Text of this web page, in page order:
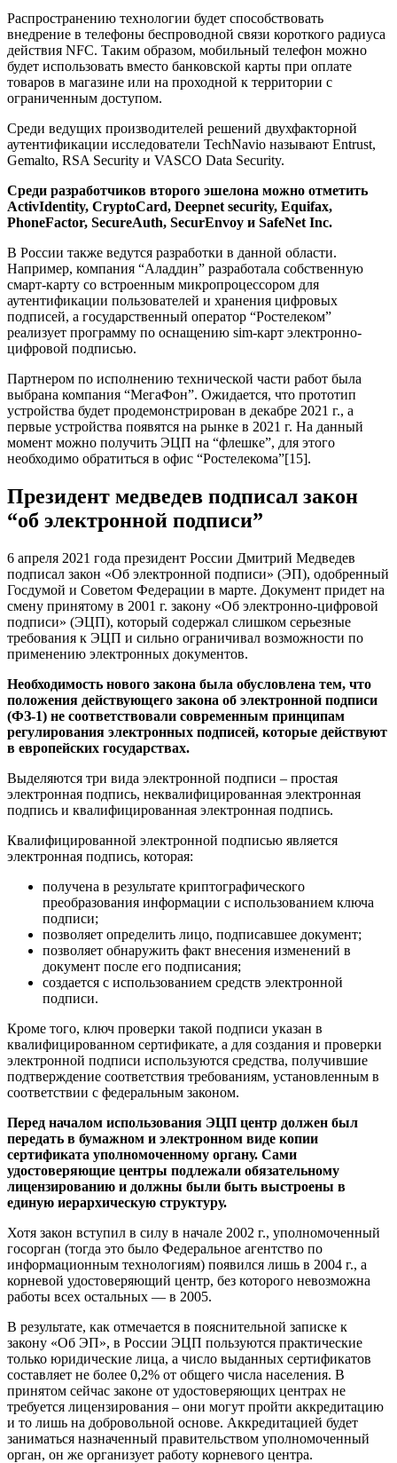
Распространению технологии будет способствовать
внедрение в телефоны беспроводной связи короткого радиуса
действия NFC. Таким образом, мобильный телефон можно
будет использовать вместо банковской карты при оплате
товаров в магазине или на проходной к территории с
ограниченным доступом.
Среди ведущих производителей решений двухфакторной
аутентификации исследователи TechNavio называют Entrust,
Gemalto, RSA Security и VASCO Data Security.
Среди разработчиков второго эшелона можно отметить
ActivIdentity, CryptoCard, Deepnet security, Equifax,
PhoneFactor, SecureAuth, SecurEnvoy и SafeNet Inc.
В России также ведутся разработки в данной области.
Например, компания “Аладдин” разработала собственную
смарт-карту со встроенным микропроцессором для
аутентификации пользователей и хранения цифровых
подписей, а государственный оператор “Ростелеком”
реализует программу по оснащению sim-карт электронно-
цифровой подписью.
Партнером по исполнению технической части работ была
выбрана компания “МегаФон”. Ожидается, что прототип
устройства будет продемонстрирован в декабре 2021 г., а
первые устройства появятся на рынке в 2021 г. На данный
момент можно получить ЭЦП на “флешке”, для этого
необходимо обратиться в офис “Ростелекома”[15].
Президент медведев подписал закон
“об электронной подписи”
6 апреля 2021 года президент России Дмитрий Медведев
подписал закон «Об электронной подписи» (ЭП), одобренный
Госдумой и Советом Федерации в марте. Документ придет на
смену принятому в 2001 г. закону «Об электронно-цифровой
подписи» (ЭЦП), который содержал слишком серьезные
требования к ЭЦП и сильно ограничивал возможности по
применению электронных документов.
Необходимость нового закона была обусловлена тем, что
положения действующего закона об электронной подписи
(ФЗ-1) не соответствовали современным принципам
регулирования электронных подписей, которые действуют
в европейских государствах.
Выделяются три вида электронной подписи – простая
электронная подпись, неквалифицированная электронная
подпись и квалифицированная электронная подпись.
Квалифицированной электронной подписью является
электронная подпись, которая:
получена в результате криптографического
преобразования информации с использованием ключа
подписи;
позволяет определить лицо, подписавшее документ;
позволяет обнаружить факт внесения изменений в
документ после его подписания;
создается с использованием средств электронной
подписи.
Кроме того, ключ проверки такой подписи указан в
квалифицированном сертификате, а для создания и проверки
электронной подписи используются средства, получившие
подтверждение соответствия требованиям, установленным в
соответствии с федеральным законом.
Перед началом использования ЭЦП центр должен был
передать в бумажном и электронном виде копии
сертификата уполномоченному органу. Сами
удостоверяющие центры подлежали обязательному
лицензированию и должны были быть выстроены в
единую иерархическую структуру.
Хотя закон вступил в силу в начале 2002 г., уполномоченный
госорган (тогда это было Федеральное агентство по
информационным технологиям) появился лишь в 2004 г., а
корневой удостоверяющий центр, без которого невозможна
работы всех остальных — в 2005.
В результате, как отмечается в пояснительной записке к
закону «Об ЭП», в России ЭЦП пользуются практические
только юридические лица, а число выданных сертификатов
составляет не более 0,2% от общего числа населения. В
принятом сейчас законе от удостоверяющих центрах не
требуется лицензирования – они могут пройти аккредитацию
и то лишь на добровольной основе. Аккредитацией будет
заниматься назначенный правительством уполномоченный
орган, он же организует работу корневого центра.